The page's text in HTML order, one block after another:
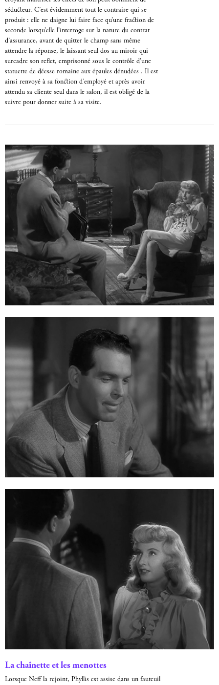
séducteur. C’est évidemment tout le contraire qui se
produit : elle ne daigne lui faire face qu’une fraction de
seconde lorsqu’elle l’interroge sur la nature du contrat
d’assurance, avant de quitter le champ sans même
attendre la réponse, le laissant seul dos au miroir qui
surcadre son reflet, emprisonné sous le contrôle d’une
statuette de déesse romaine aux épaules dénudées . Il est
ainsi renvoyé à sa fonction d’employé et après avoir
attendu sa cliente seul dans le salon, il est obligé de la
suivre pour donner suite à sa visite.
La chaînette et les menottes
Lorsque Neff la rejoint, Phyllis est assise dans un fauteuil